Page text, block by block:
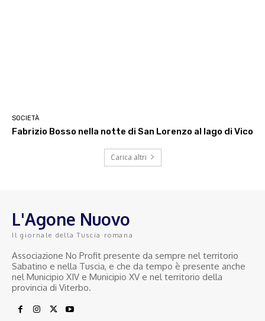
SOCIETÀ
Fabrizio Bosso nella notte di San Lorenzo al lago di Vico
Carica altri
L'Agone Nuovo
Il giornale della Tuscia romana
Associazione No Profit presente da sempre nel territorio
Sabatino e nella Tuscia, e che da tempo è presente anche
nel Municipio XIV e Municipio XV e nel territorio della
provincia di Viterbo.